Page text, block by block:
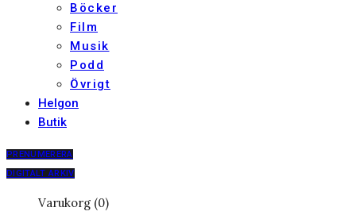
Böcker
Film
Musik
Podd
Övrigt
Helgon
Butik
PRENUMERERA
DIGITALT ARKIV
Varukorg (0)